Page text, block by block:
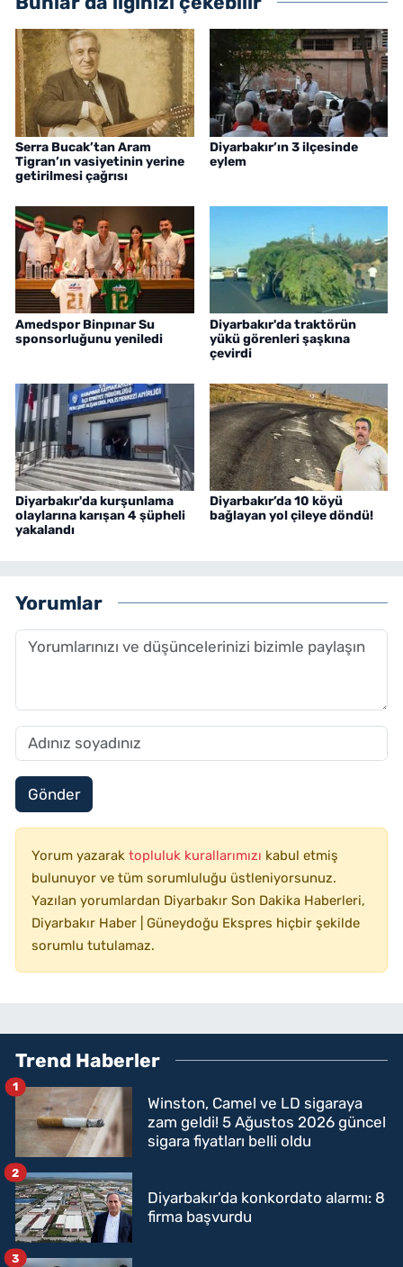
Serra Bucak’tan Aram
Tigran’ın vasiyetinin yerine
getirilmesi çağrısı
Diyarbakır’ın 3 ilçesinde
eylem
Amedspor Binpınar Su
sponsorluğunu yeniledi
Diyarbakır'da traktörün
yükü görenleri şaşkına
çevirdi
Diyarbakır'da kurşunlama
olaylarına karışan 4 şüpheli
yakalandı
Diyarbakır’da 10 köyü
bağlayan yol çileye döndü!
Yorumlar
Gönder
Yorum yazarak topluluk kurallarımızı kabul etmiş
bulunuyor ve tüm sorumluluğu üstleniyorsunuz.
Yazılan yorumlardan Diyarbakır Son Dakika Haberleri,
Diyarbakır Haber | Güneydoğu Ekspres hiçbir şekilde
sorumlu tutulamaz.
Trend Haberler
Winston, Camel ve LD sigaraya
zam geldi! 5 Ağustos 2026 güncel
sigara fiyatları belli oldu
1
Diyarbakır'da konkordato alarmı: 8
firma başvurdu
2
3